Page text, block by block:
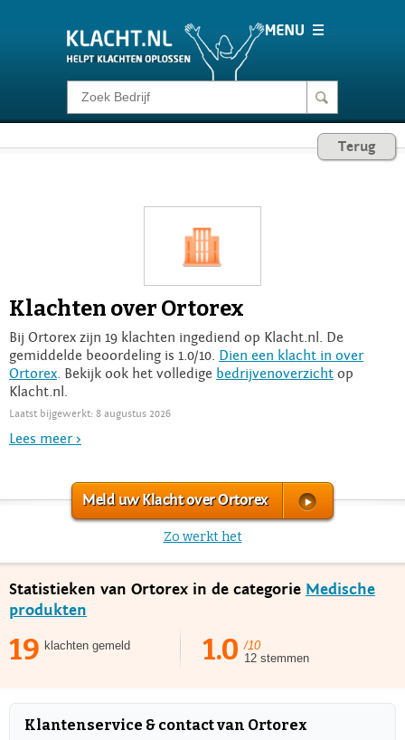
Klacht melden
Login
Terug
Klachten over Ortorex
Bij Ortorex zijn 19 klachten ingediend op Klacht.nl. De
gemiddelde beoordeling is 1.0/10. Dien een klacht in over
Ortorex . Bekijk ook het volledige bedrijvenoverzicht op
Klacht.nl.
Laatst bijgewerkt: 8 augustus 2026
Lees meer >
Meld uw Klacht over Ortorex
Zo werkt het
Statistieken van Ortorex in de categorie Medische
produkten
19 klachten gemeld 1.0 /10
12 stemmen
Klantenservice & contact van Ortorex